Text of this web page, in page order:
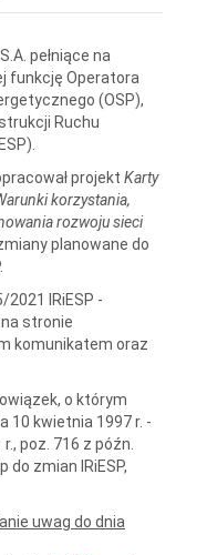
pełniące na
funkcję Operatora
(OSP),
Ruchu
projekt Karty
korzystania,
rozwoju sieci
planowane do
IRiESP -
stronie
komunikatem oraz
o którym
10 kwietnia 1997 r. -
poz. 716 z późn.
zmian IRiESP,
uwag do dnia